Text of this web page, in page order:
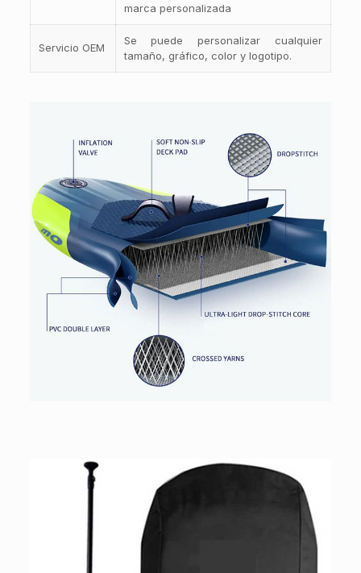
marca personalizada
Servicio OEM
Se puede personalizar cualquier
tamaño, gráfico, color y logotipo.